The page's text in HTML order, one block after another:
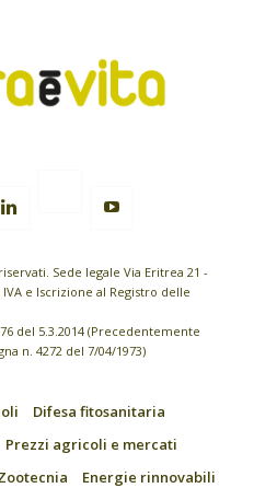
Sede legale Via Eritrea 21 -
e Iscrizione al Registro delle
del 5.3.2014 (Precedentemente
n. 4272 del 7/04/1973)
Difesa fitosanitaria
Prezzi agricoli e mercati
Energie rinnovabili